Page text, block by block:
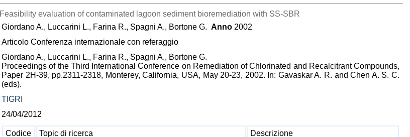
Feasibility evaluation of contaminated lagoon sediment bioremediation with SS-SBR
Giordano A., Luccarini L., Farina R., Spagni A., Bortone G. Anno 2002
Articolo Conferenza internazionale con referaggio
Giordano A., Luccarini L., Farina R., Spagni A., Bortone G.
Proceedings of the Third International Conference on Remediation of Chlorinated and Recalcitrant Compounds,
Paper 2H-39, pp.2311-2318, Monterey, California, USA, May 20-23, 2002. In: Gavaskar A. R. and Chen A. S. C.
(eds).
TIGRI
24/04/2012
Codice Topic di ricerca
Descrizione